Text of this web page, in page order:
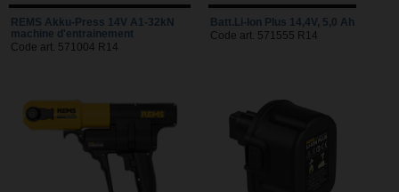
REMS Akku-Press 14V A1-32kN
machine d'entrainement
Code art. 571004 R14
Batt.Li-Ion Plus 14,4V, 5,0 Ah
Code art. 571555 R14